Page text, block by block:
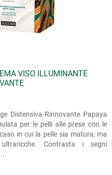
VISO ILLUMINANTE
Distensiva Rinnovante Papaya
per le pelli alle prese con le
in cui la pelle sia matura, ma
Contrasta i segni